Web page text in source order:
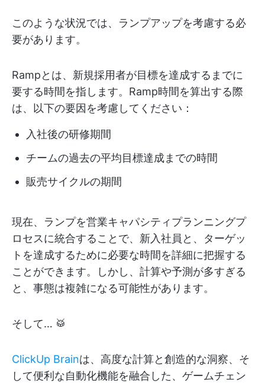
このような状況では、ランプアップを考慮する必
要があります。
Rampとは、新規採用者が目標を達成するまでに
要する時間を指します。Ramp時間を算出する際
は、以下の要因を考慮してください：
入社後の研修期間
チームの過去の平均目標達成までの時間
販売サイクルの期間
現在、ランプを営業キャパシティプランニングプ
ロセスに統合することで、新入社員と、ターゲッ
トを達成するために必要な時間を詳細に把握する
ことができます。しかし、計算や予測が多すぎる
と、事態は複雑になる可能性があります。
そして… 🥁
ClickUp Brainは、高度な計算と創造的な洞察、そ
して便利な自動化機能を融合した、ゲームチェン